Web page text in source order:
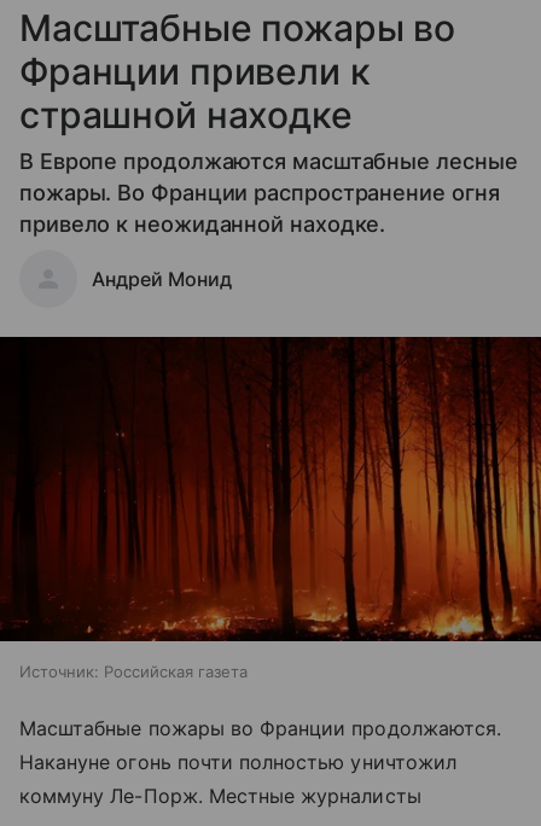
Масштабные пожары во
Франции привели к
страшной находке
В Европе продолжаются масштабные лесные
пожары. Во Франции распространение огня
привело к неожиданной находке.
Андрей Монид
Источник: Российская газета
Масштабные пожары во Франции продолжаются.
Накануне огонь почти полностью уничтожил
коммуну Ле-Порж. Местные журналисты